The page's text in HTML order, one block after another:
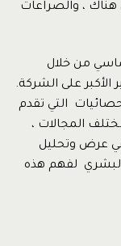
، والصراعات
من خلال
الأكبر على الشركة.
التي تقدم
المجالات ،
في عرض وتحليل
البشري لفهم هذه